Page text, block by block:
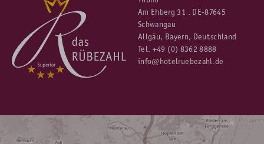
Am Ehberg 31 . DE-87645
Schwangau
Allgäu, Bayern, Deutschland
Tel. +49 (0) 8362 8888
info@hotelruebezahl.de